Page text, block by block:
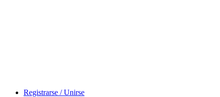
Registrarse / Unirse